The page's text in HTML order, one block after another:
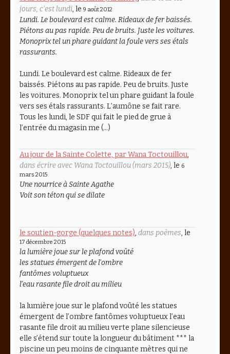
jours, c’est lundi, le 9 août 2012
Lundi. Le boulevard est calme. Rideaux de fer baissés.
Piétons au pas rapide. Peu de bruits. Juste les voitures.
Monoprix tel un phare guidant la foule vers ses étals
rassurants.
Lundi. Le boulevard est calme. Rideaux de fer
baissés. Piétons au pas rapide. Peu de bruits. Juste
les voitures. Monoprix tel un phare guidant la foule
vers ses étals rassurants. L’aumône se fait rare.
Tous les lundi, le SDF qui fait le pied de grue à
l’entrée du magasin me (…)
Au jour de la Sainte Colette, par Wana Toctouillou,
dans écrire avec Wana Toctouillou (mars 2015), le 6
mars 2015
Une nourrice à Sainte Agathe
Voit son téton qui se dilate
le soutien-gorge (quelques notes), dans poèmes, le
17 décembre 2015
la lumière joue sur le plafond voûté
les statues émergent de l’ombre
fantômes voluptueux
l’eau rasante file droit au milieu
la lumière joue sur le plafond voûté les statues
émergent de l’ombre fantômes voluptueux l’eau
rasante file droit au milieu verte plane silencieuse
elle s’étend sur toute la longueur du bâtiment *** la
piscine un peu moins de cinquante mètres qui ne